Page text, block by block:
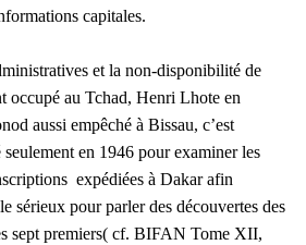
capitales.
et la non-disponibilité de
occupé au Tchad, Henri Lhote en
aussi empêché à Bissau, c’est
en 1946 pour examiner les
expédiées à Dakar afin
sérieux pour parler des découvertes des
sept premiers( cf. BIFAN Tome XII,